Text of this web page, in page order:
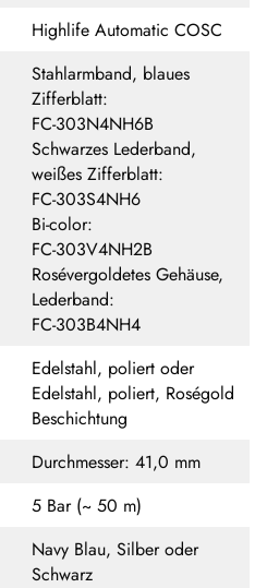
Highlife Automatic COSC
Stahlarmband, blaues
Zifferblatt:
FC-303N4NH6B
Schwarzes Lederband,
weißes Zifferblatt:
FC-303S4NH6
Bi-color:
FC-303V4NH2B
Rosévergoldetes Gehäuse,
Lederband:
FC-303B4NH4
Edelstahl, poliert oder
Edelstahl, poliert, Roségold
Beschichtung
Durchmesser: 41,0 mm
5 Bar (~ 50 m)
Navy Blau, Silber oder
Schwarz